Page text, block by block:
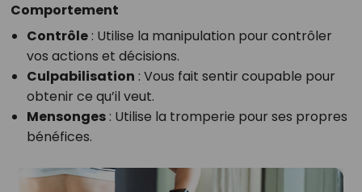
Comportement
Contrôle: Utilise la manipulation pour contrôler
vos actions et décisions.
Culpabilisation : Vous fait sentir coupable pour
obtenir ce qu’il veut.
Mensonges: Utilise la tromperie pour ses propres
bénéfices.